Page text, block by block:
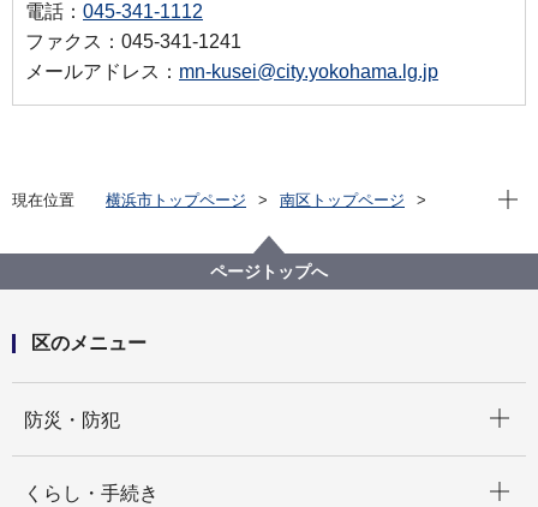
電話： 045-341-1112
ファクス：045-341-1241
メールアドレス： mn-kusei@city.yokohama.lg.jp
現在位置 横浜市トップページ
南区トップページ
南区制80周年記念 第32回 いきいきふれあい南なん
デーを開催しました！（2023年10月１日）
現在
ページトップへ
区のメニュー
防災・防犯
くらし・手続き